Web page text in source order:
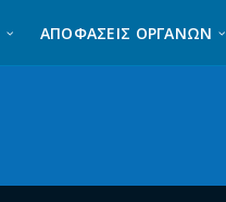
ΑΠΟΦΑΣΕΙΣ ΟΡΓΑΝΩΝ